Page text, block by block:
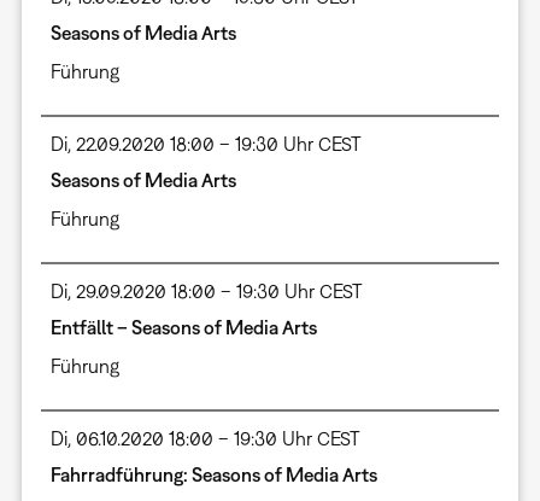
Seasons of Media Arts
Führung
Di, 22.09.2020 18:00 – 19:30 Uhr CEST
Seasons of Media Arts
Führung
Di, 29.09.2020 18:00 – 19:30 Uhr CEST
Entfällt – Seasons of Media Arts
Führung
Di, 06.10.2020 18:00 – 19:30 Uhr CEST
Fahrradführung: Seasons of Media Arts